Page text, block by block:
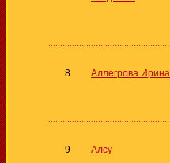
8 Аллегрова Ирина
9 Алсу